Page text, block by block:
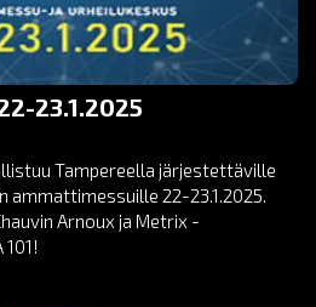
23.1.2025
Tampereella järjestettäville
ammattimessuille 22-23.1.2025.
Arnoux ja Metrix -